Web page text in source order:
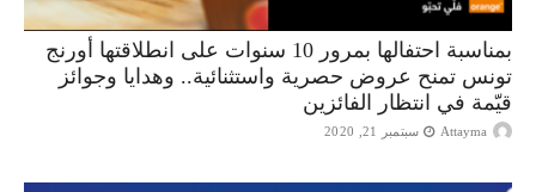
بمناسبة احتفالها بمرور 10 سنوات على انطلاقتها أورنج
تونس تمنح عروض حصرية واستثنائية.. وهدايا وجوائز
قيّمة في انتظار الفائزين
Attayma سبتمبر 21, 2020